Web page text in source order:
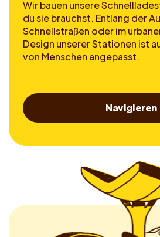
Wir bauen unsere
du sie brauchst. Entlang der
Schnellstraßen oder im
Design unserer Stationen ist
von Menschen angepasst.
Navigieren